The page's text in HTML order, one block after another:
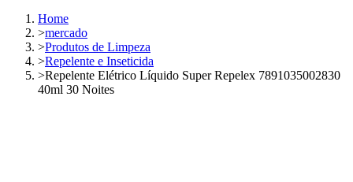
Home
>mercado
>Produtos de Limpeza
>Repelente e Inseticida
>Repelente Elétrico Líquido Super Repelex 7891035002830
40ml 30 Noites